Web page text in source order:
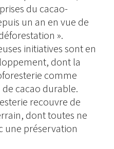
du cacao-
un an en vue de
».
initiatives sont en
dont la
comme
cacao durable.
recouvre de
dont toutes ne
une préservation